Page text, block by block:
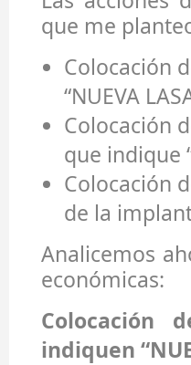
que me
Colocación
“NUEVA
Colocación
que indique
Colocación
de la
Analicemos
económicas:
Colocación
indiquen